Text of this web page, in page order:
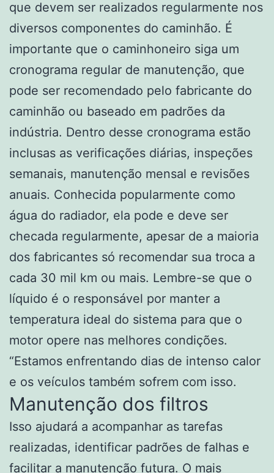
que devem ser realizados regularmente nos
diversos componentes do caminhão. É
importante que o caminhoneiro siga um
cronograma regular de manutenção, que
pode ser recomendado pelo fabricante do
caminhão ou baseado em padrões da
indústria. Dentro desse cronograma estão
inclusas as verificações diárias, inspeções
semanais, manutenção mensal e revisões
anuais. Conhecida popularmente como
água do radiador, ela pode e deve ser
checada regularmente, apesar de a maioria
dos fabricantes só recomendar sua troca a
cada 30 mil km ou mais. Lembre-se que o
líquido é o responsável por manter a
temperatura ideal do sistema para que o
motor opere nas melhores condições.
“Estamos enfrentando dias de intenso calor
e os veículos também sofrem com isso.
Manutenção dos filtros
Isso ajudará a acompanhar as tarefas
realizadas, identificar padrões de falhas e
facilitar a manutenção futura. O mais